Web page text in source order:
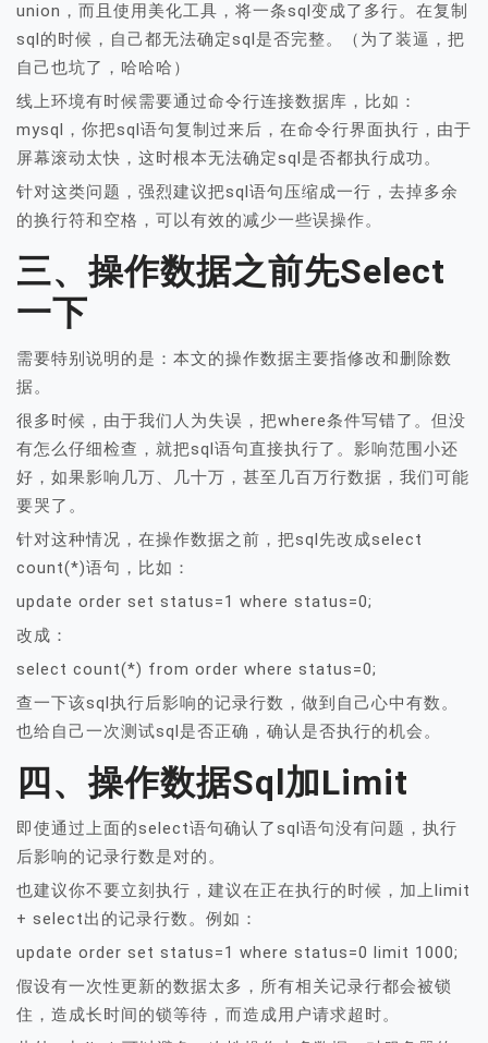
union，而且使用美化工具，将一条sql变成了多行。在复制
sql的时候，自己都无法确定sql是否完整。（为了装逼，把
自己也坑了，哈哈哈）
线上环境有时候需要通过命令行连接数据库，比如：
mysql，你把sql语句复制过来后，在命令行界面执行，由于
屏幕滚动太快，这时根本无法确定sql是否都执行成功。
针对这类问题，强烈建议把sql语句压缩成一行，去掉多余
的换行符和空格，可以有效的减少一些误操作。
三、操作数据之前先select
一下
需要特别说明的是：本文的操作数据主要指修改和删除数
据。
很多时候，由于我们人为失误，把where条件写错了。但没
有怎么仔细检查，就把sql语句直接执行了。影响范围小还
好，如果影响几万、几十万，甚至几百万行数据，我们可能
要哭了。
针对这种情况，在操作数据之前，把sql先改成select
count(*)语句，比如：
update order set status=1 where status=0;
改成：
select count(*) from order where status=0;
查一下该sql执行后影响的记录行数，做到自己心中有数。
也给自己一次测试sql是否正确，确认是否执行的机会。
四、操作数据sql加limit
即使通过上面的select语句确认了sql语句没有问题，执行
后影响的记录行数是对的。
也建议你不要立刻执行，建议在正在执行的时候，加上limit
+ select出的记录行数。例如：
update order set status=1 where status=0 limit 1000;
假设有一次性更新的数据太多，所有相关记录行都会被锁
住，造成长时间的锁等待，而造成用户请求超时。